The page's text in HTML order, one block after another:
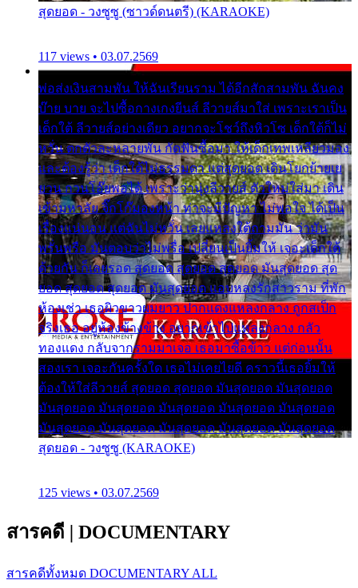
สุดยอด - วงซูซู (ซาวด์ดนตรี) (KARAOKE)
117 views • 03.07.2569
พ่อส่งเงินสามพัน ให้ฉันเรียนราม ได้อีกสักสามพัน ฉันคง
บ๊าย บาย จะไปซื้อกางเกงยีนส์ ลีวายส์มาใส่ เพราะเราเป็น
เด็กใต้ ลีวายส์อย่างเดียว อยากจะโชว์ถึงหิวโซ เด็กใต้ก็ไม่
หวั่น ตกตัวละหลายพัน กัดฟันซื้อมา ให้เด็กเทพเหลียวมอง
และต้องรู้ว่า เด็กใต้ไม่ธรรมดา แต่สุดยอด เดินโยกย้ายเย
ยวน กวนโอ๊ยพอได้ เพราะว่านุ่งลีวายส์ ตัวใหม่ใส่มา เดิน
เข้ามหาลัย จิ๊กโก๊มองหน้า ท่าจะมีปัญหา ไม่พอใจ ได้เป็น
เรื่องแน่นอน แต่ฉันไม่หวั่น เลยแหลงใต้ถามมัน ว่ามัน
พรั่นพรือ มันตอบว่าไม่พรื่อ เปลี่ยนเป็นยิ้มให้ เจอะเด็กใต้
ด้วยกัน ก็เลยรอด สุดยอด สุดยอด สุดยอด มันสุดยอด สุด
ยอด สุดยอด สุดยอด มันสุดยอด แอบหลงรักสาวราม ที่พัก
ห้องเช่า เธอผิวขาวผมยาว ปากแดงแหลงกลาง ถูกสเป็ก
จริงเธอ อยู่ห้องข้างข้าง อยากเข้าไปแหลงกลาง กลัว
ทองแดง กลับจากรามมาเจอ เธอมาซื้อข้าว แต่ก่อนนั้น
สองเรา เจอะกันครั้งใด เธอไม่เคยไยดี คราวนี้เธอยิ้มให้
ต้องให้ใส่ลีวายส์ สุดยอด สุดยอด มันสุดยอด มันสุดยอด
มันสุดยอด มันสุดยอด มันสุดยอด มันสุดยอด มันสุดยอด
มันสุดยอด มันสุดยอด มันสุดยอด มันสุดยอด มันสุดยอด
สุดยอด - วงซูซู (KARAOKE)
125 views • 03.07.2569
สารคดี | DOCUMENTARY
สารคดีทั้งหมด DOCUMENTARY ALL